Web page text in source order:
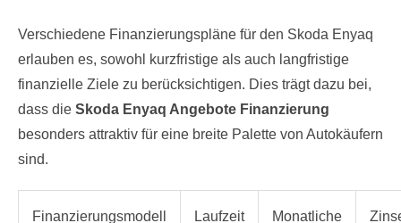
Verschiedene Finanzierungspläne für den Skoda Enyaq
erlauben es, sowohl kurzfristige als auch langfristige
finanzielle Ziele zu berücksichtigen. Dies trägt dazu bei,
dass die Skoda Enyaq Angebote Finanzierung
besonders attraktiv für eine breite Palette von Autokäufern
sind.
Finanzierungsmodell Laufzeit
Monatliche